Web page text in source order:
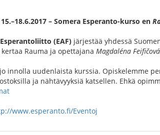
– Somera Esperanto-kurso en
(EAF) järjestää yhdessä
Rauma ja opettajana Magdaléna Feifičová
innolla uudenlaista kurssia. Opiskelemme
ja nähtävyyksiä katsellen. Ehkä
www.esperanto.fi/Eventoj